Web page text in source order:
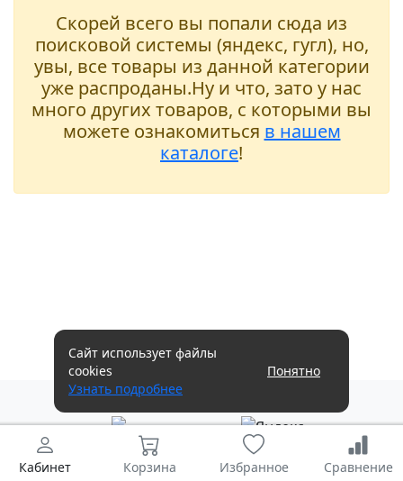
Скорей всего вы попали сюда из
поисковой системы (яндекс, гугл), но,
увы, все товары из данной категории
уже распроданы.Ну и что, зато у нас
много других товаров, с которыми вы
можете ознакомиться в нашем
каталоге!
Кабинет Корзина Избранное Сравнение
Сайт использует файлы
cookies
Узнать подробнее
Понятно